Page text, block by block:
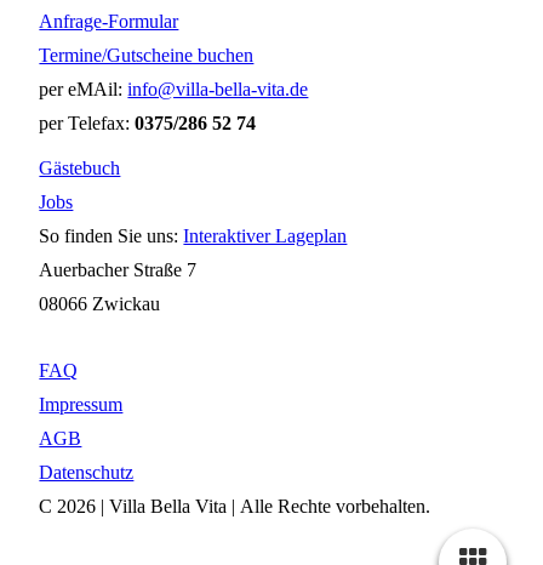
Anfrage-Formular
Termine/Gutscheine buchen
per eMAil:info@villa-bella-vita.de
per Telefax:0375/286 52 74
Gästebuch
Jobs
So finden Sie uns:Interaktiver Lageplan
Auerbacher Straße 7
08066 Zwickau
FAQ
Impressum
AGB
Datenschutz
C 2026 | Villa Bella Vita | Alle Rechte vorbehalten.